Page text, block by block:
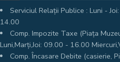
Serviciul Relații Publice : Luni -
14.00
Comp. Impozite Taxe (Piața
Luni,Marți,Joi: 09.00 - 16.00
Comp. Încasare Debite (casierie,